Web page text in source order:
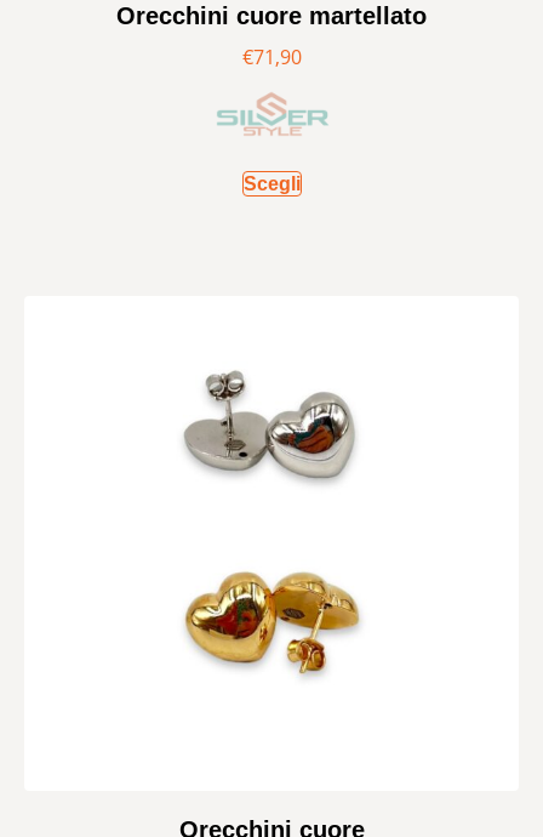
Orecchini cuore martellato
€71,90
Scegli
Orecchini cuore